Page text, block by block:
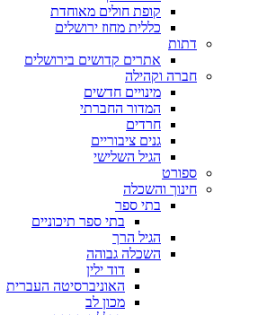
קופת חולים מאוחדת
כללית מחוז ירושלים
דתות
אתרים קדושים בירושלים
חברה וקהילה
מינויים חדשים
המדור החברתי
חרדים
גנים ציבוריים
הגיל השלישי
ספורט
חינוך והשכלה
בתי ספר
בתי ספר תיכוניים
הגיל הרך
השכלה גבוהה
דוד ילין
האוניברסיטה העברית
מכון לב